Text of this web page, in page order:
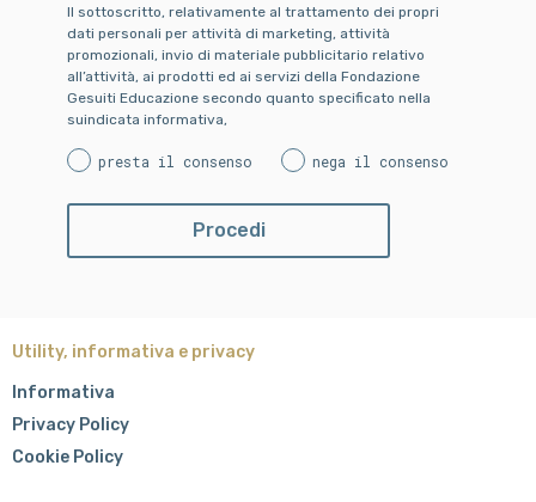
Il sottoscritto, relativamente al trattamento dei propri
dati personali per attività di marketing, attività
promozionali, invio di materiale pubblicitario relativo
all’attività, ai prodotti ed ai servizi della Fondazione
Gesuiti Educazione secondo quanto specificato nella
suindicata informativa,
presta il consenso nega il consenso
Utility, informativa e privacy
Informativa
Privacy Policy
Cookie Policy